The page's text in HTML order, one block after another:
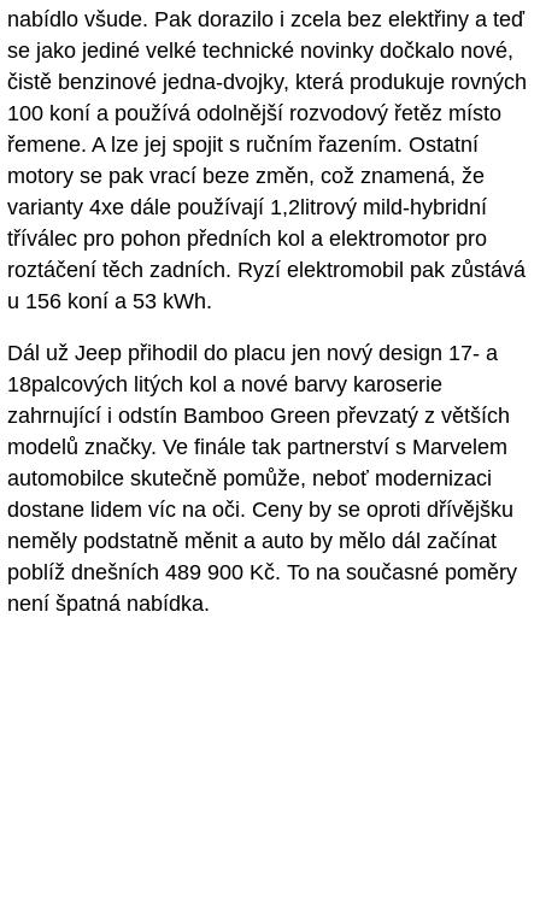
nabídlo všude. Pak dorazilo i zcela bez elektřiny a teď
se jako jediné velké technické novinky dočkalo nové,
čistě benzinové jedna-dvojky, která produkuje rovných
100 koní a používá odolnější rozvodový řetěz místo
řemene. A lze jej spojit s ručním řazením. Ostatní
motory se pak vrací beze změn, což znamená, že
varianty 4xe dále používají 1,2litrový mild-hybridní
tříválec pro pohon předních kol a elektromotor pro
roztáčení těch zadních. Ryzí elektromobil pak zůstává
u 156 koní a 53 kWh.
Dál už Jeep přihodil do placu jen nový design 17- a
18palcových litých kol a nové barvy karoserie
zahrnující i odstín Bamboo Green převzatý z větších
modelů značky. Ve finále tak partnerství s Marvelem
automobilce skutečně pomůže, neboť modernizaci
dostane lidem víc na oči. Ceny by se oproti dřívějšku
neměly podstatně měnit a auto by mělo dál začínat
poblíž dnešních 489 900 Kč. To na současné poměry
není špatná nabídka.